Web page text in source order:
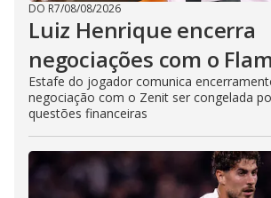
DO R7/08/08/2026
Luiz Henrique encerra
negociações com o
Estafe do jogador comunica
negociação com o Zenit ser congelada
questões financeiras